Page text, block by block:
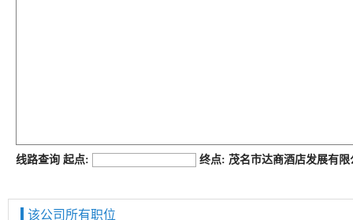
线路查询 起点: 终点: 茂名市达商酒店发展有
该公司所有职位